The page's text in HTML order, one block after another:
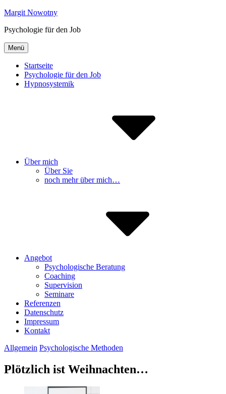
Inhalte
Margit Nowotny
Psychologie für den Job
Menü
Startseite
Psychologie für den Job
Hypnosystemik
Über mich
Über Sie
noch mehr über mich…
Angebot
Psychologische Beratung
Coaching
Supervision
Seminare
Referenzen
Datenschutz
Impressum
Kontakt
Allgemein Psychologische Methoden
Plötzlich ist Weihnachten…